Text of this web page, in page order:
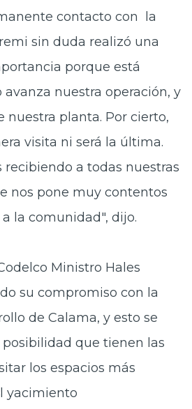
contacto con la
sin duda realizó una
porque está
nuestra operación, y
nuestra planta. Por cierto,
visita ni será la última.
recibiendo a todas nuestras
nos pone muy contentos
la comunidad", dijo.
Ministro Hales
su compromiso con la
de Calama, y esto se
que tienen las
los espacios más
yacimiento